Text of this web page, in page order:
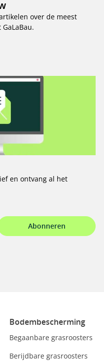
over de meest
en ontvang al het
Abonneren
Bodembescherming
Begaanbare grasroosters
Berijdbare grasroosters